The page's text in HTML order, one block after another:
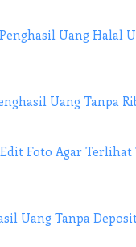
Uang Halal
Uang Tanpa
Foto Agar Terlihat
Uang Tanpa